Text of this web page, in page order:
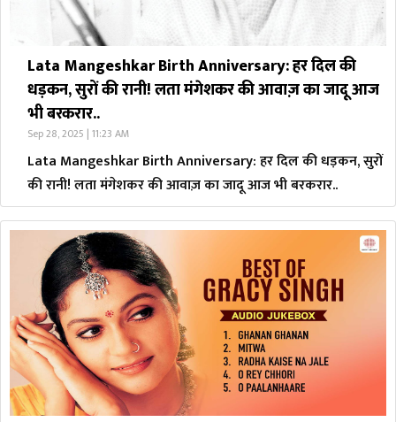
Lata Mangeshkar Birth Anniversary: हर दिल की
धड़कन, सुरों की रानी! लता मंगेशकर की आवाज़ का जादू आज
भी बरकरार..
Sep 28, 2025 | 11:23 AM
Lata Mangeshkar Birth Anniversary: हर दिल की धड़कन, सुरों
की रानी! लता मंगेशकर की आवाज़ का जादू आज भी बरकरार..